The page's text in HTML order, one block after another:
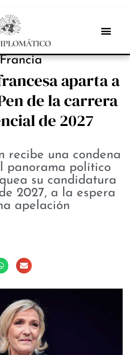
aparta a
de la carrera
de 2027
recibe una condena
panorama político
su candidatura
2027, a la espera
apelación